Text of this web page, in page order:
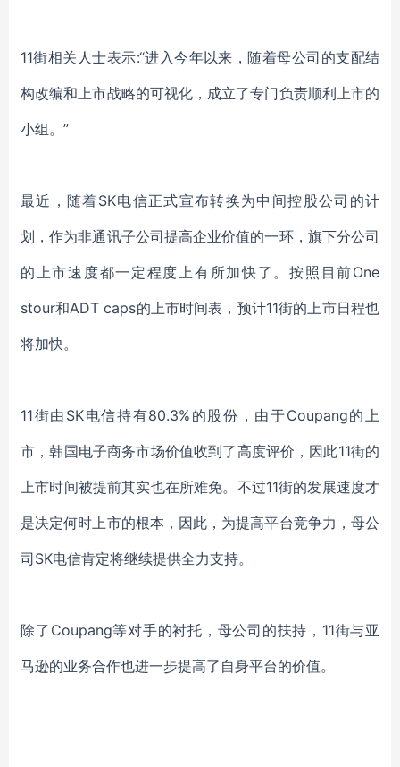
11街相关人士表示:“进入今年以来，随着母公司的支配结
构改编和上市战略的可视化，成立了专门负责顺利上市的
小组。”
最近，随着SK电信正式宣布转换为中间控股公司的计
划，作为非通讯子公司提高企业价值的一环，旗下分公司
的上市速度都一定程度上有所加快了。按照目前One
stour和ADT caps的上市时间表，预计11街的上市日程也
将加快。
11街由SK电信持有80.3%的股份，由于Coupang的上
市，韩国电子商务市场价值收到了高度评价，因此11街的
上市时间被提前其实也在所难免。不过11街的发展速度才
是决定何时上市的根本， 因此，为提高平台竞争力，母公
司SK电信肯定将继续提供全力支持。
除了 Coupang等对手的衬托，母公司的扶持，11街与亚
马逊的业务合作也进一步提高了自身平台的价值。